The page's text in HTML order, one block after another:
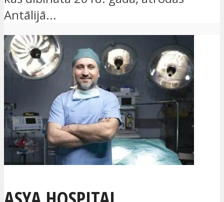
Antālijā...